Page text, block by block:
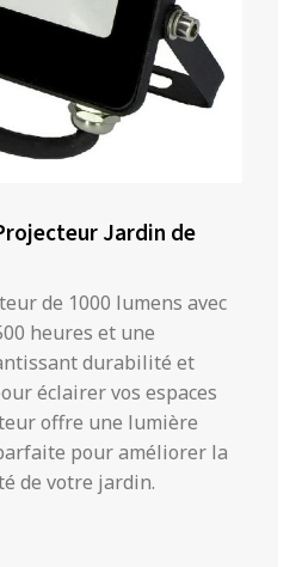
Jardin de
de 1000 lumens avec
heures et une
durabilité et
éclairer vos espaces
offre une lumière
pour améliorer la
de votre jardin.